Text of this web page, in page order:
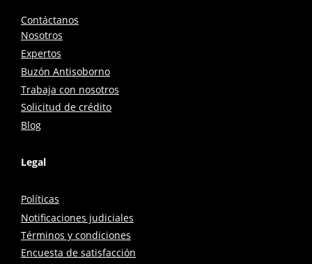
Contáctanos
Nosotros
Expertos
Buzón Antisoborno
Trabaja con nosotros
Solicitud de crédito
Blog
Legal
Políticas
Notificaciones judiciales
Términos y condiciones
Encuesta de satisfacción